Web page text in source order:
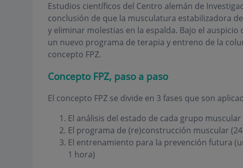
Estudios científicos del Centro alemán de
conclusión de que la musculatura estabilizadora
y eliminar molestias en la espalda. Bajo el auspicio
un nuevo programa de terapia y entreno de la
concepto FPZ.
Concepto FPZ, paso a paso
El concepto FPZ se divide en 3 fases que son
El análisis del estado de cada grupo
El programa de (re)construcción muscular
El entrenamiento para la prevención futura
1 hora)